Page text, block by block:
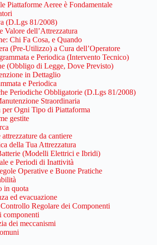
Piattaforme Aeree è Fondamentale
(D.Lgs 81/2008)
Valore dell’Attrezzatura
Chi Fa Cosa, e Quando
(Pre-Utilizzo) a Cura dell’Operatore
e Periodica (Intervento Tecnico)
(Obbligo di Legge, Dove Previsto)
in Dettaglio
e Periodica
Periodiche Obbligatorie (D.Lgs 81/2008)
Straordinaria
Ogni Tipo di Piattaforma
gestite
da cantiere
della Tua Attrezzatura
(Modelli Elettrici e Ibridi)
e Periodi di Inattività
Operative e Buone Pratiche
in quota
ed evacuazione
Regolare dei Componenti
componenti
dei meccanismi